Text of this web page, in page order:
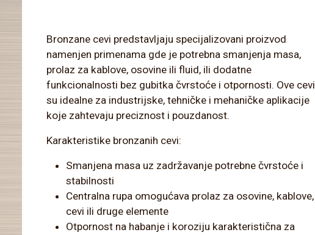
Bronzane cevi predstavljaju specijalizovani proizvod
namenjen primenama gde je potrebna smanjenja masa,
prolaz za kablove, osovine ili fluid, ili dodatne
funkcionalnosti bez gubitka čvrstoće i otpornosti. Ove cevi
su idealne za industrijske, tehničke i mehaničke aplikacije
koje zahtevaju preciznost i pouzdanost.
Karakteristike bronzanih cevi:
Smanjena masa uz zadržavanje potrebne čvrstoće i
stabilnosti
Centralna rupa omogućava prolaz za osovine, kablove,
cevi ili druge elemente
Otpornost na habanje i koroziju karakteristična za